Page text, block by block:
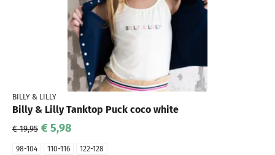
BILLY & LILLY
Billy & Lilly Tanktop Puck coco white
€ 19,95 € 5,98
98-104 110-116 122-128